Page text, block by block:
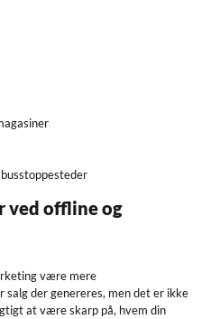
ved offline og
være mere
salg der genereres, men det er ikke
at være skarp på, hvem din